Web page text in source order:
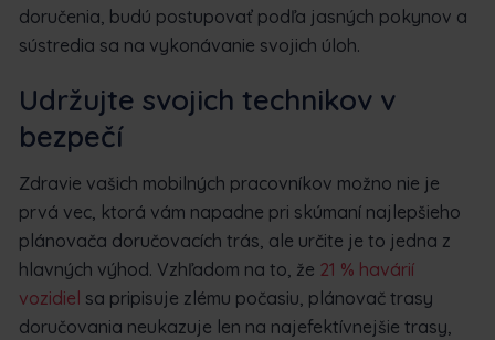
doručenia, budú postupovať podľa jasných pokynov a
sústredia sa na vykonávanie svojich úloh.
Udržujte svojich technikov v
bezpečí
Zdravie vašich mobilných pracovníkov možno nie je
prvá vec, ktorá vám napadne pri skúmaní najlepšieho
plánovača doručovacích trás, ale určite je to jedna z
hlavných výhod. Vzhľadom na to, že 21 % havárií
vozidiel sa pripisuje zlému počasiu, plánovač trasy
doručovania neukazuje len na najefektívnejšie trasy,